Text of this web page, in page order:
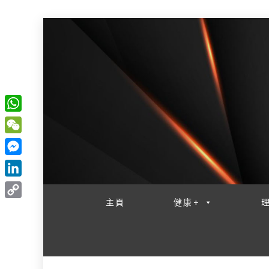
主頁 健康+
W
h
a
t
s
W
e
C
h
M
e
s
L
i